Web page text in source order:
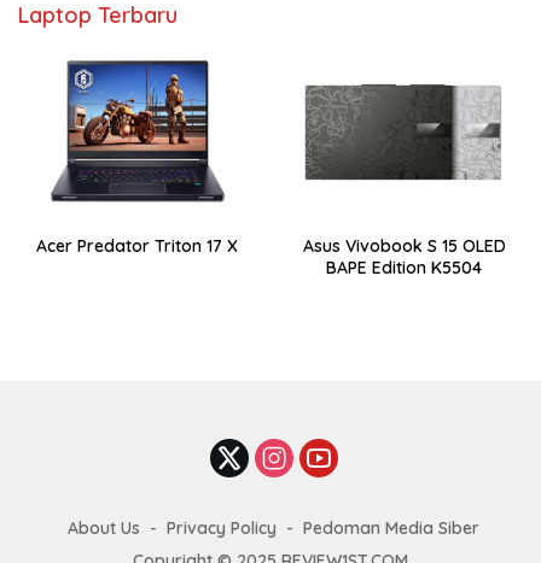
Laptop Terbaru
Acer Predator Triton 17 X
Asus Vivobook S 15 OLED
BAPE Edition K5504
About Us Privacy Policy
Pedoman Media Siber